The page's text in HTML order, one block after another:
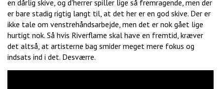
en dårlig skive, og d'herrer spiller lige så fremragende, men der
er bare stadig rigtig langt til, at det her er en god skive. Der er
ikke tale om venstrehåndsarbejde, men det er nok gået lige
hurtigt nok. Så hvis Riverflame skal have en fremtid, kræver
det altså, at artisterne bag smider meget mere fokus og
indsats ind i det. Desværre.